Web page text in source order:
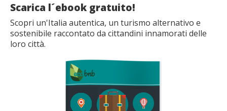
Scarica l´ebook gratuito!
Scopri un'Italia autentica, un turismo alternativo e
sostenibile raccontato da cittandini innamorati delle
loro città.